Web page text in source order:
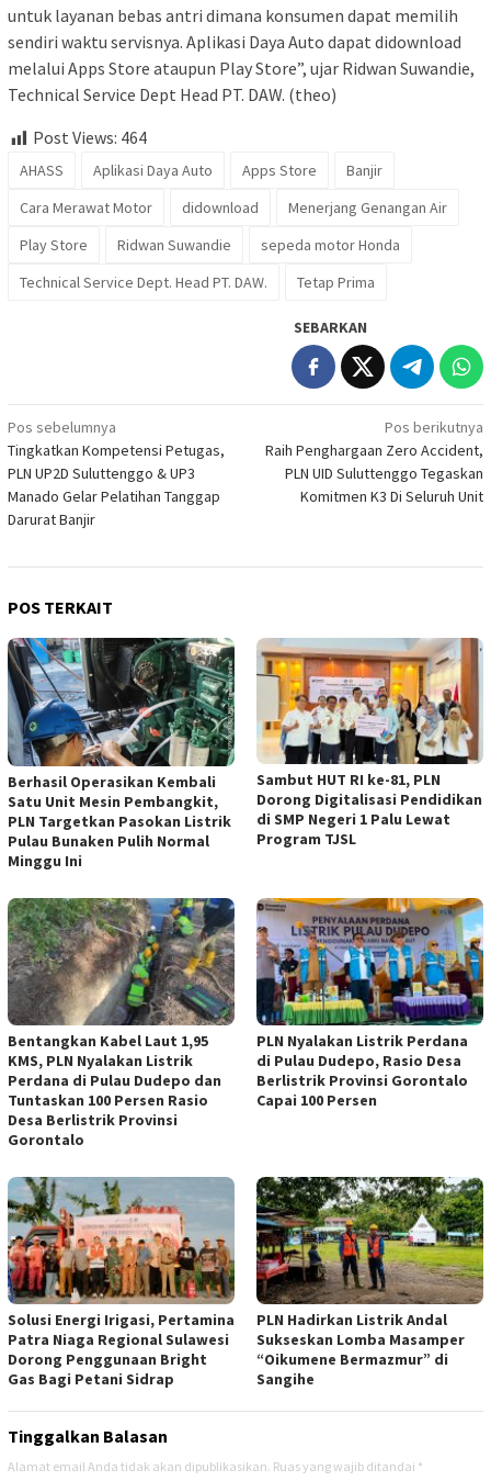
untuk layanan bebas antri dimana konsumen dapat memilih
sendiri waktu servisnya. Aplikasi Daya Auto dapat didownload
melalui Apps Store ataupun Play Store”, ujar Ridwan Suwandie,
Technical Service Dept Head PT. DAW. (theo)
Post Views: 464
AHASS Aplikasi Daya Auto Apps Store
Banjir
Cara Merawat Motor
didownload
Menerjang Genangan Air
Play Store
Ridwan Suwandie
sepeda motor Honda
Technical Service Dept. Head PT. DAW.
Tetap Prima
SEBARKAN
Navigasi
pos
Pos sebelumnya
Tingkatkan Kompetensi Petugas,
PLN UP2D Suluttenggo & UP3
Manado Gelar Pelatihan Tanggap
Darurat Banjir
Pos berikutnya
Raih Penghargaan Zero Accident,
PLN UID Suluttenggo Tegaskan
Komitmen K3 Di Seluruh Unit
POS TERKAIT
Berhasil Operasikan Kembali
Satu Unit Mesin Pembangkit,
PLN Targetkan Pasokan Listrik
Pulau Bunaken Pulih Normal
Minggu Ini
Sambut HUT RI ke-81, PLN
Dorong Digitalisasi Pendidikan
di SMP Negeri 1 Palu Lewat
Program TJSL
Bentangkan Kabel Laut 1,95
KMS, PLN Nyalakan Listrik
Perdana di Pulau Dudepo dan
Tuntaskan 100 Persen Rasio
Desa Berlistrik Provinsi
Gorontalo
PLN Nyalakan Listrik Perdana
di Pulau Dudepo, Rasio Desa
Berlistrik Provinsi Gorontalo
Capai 100 Persen
Solusi Energi Irigasi, Pertamina
Patra Niaga Regional Sulawesi
Dorong Penggunaan Bright
Gas Bagi Petani Sidrap
PLN Hadirkan Listrik Andal
Sukseskan Lomba Masamper
“Oikumene Bermazmur” di
Sangihe
Tinggalkan Balasan
Alamat email Anda tidak akan dipublikasikan. Ruas yang wajib ditandai *